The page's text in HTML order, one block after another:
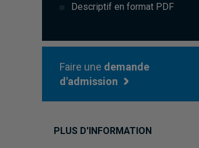
Descriptif en format PDF
Faire une demande
d'admission
PLUS D'INFORMATION